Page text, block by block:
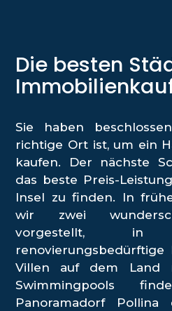
Die besten
Sie haben
richtige Ort ist, um ein
kaufen. Der nächste
das beste Preis-
Insel zu finden. In
wir zwei
vorgestellt,
renovierungsbedürftige
Villen auf dem Land
Swimmingpools
Panoramadorf